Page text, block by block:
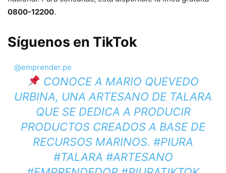
0800-12200.
Síguenos en TikTok
@emprender.pe
CONOCE A MARIO QUEVEDO
URBINA, UNA ARTESANO DE TALARA
QUE SE DEDICA A PRODUCIR
PRODUCTOS CREADOS A BASE DE
RECURSOS MARINOS. #PIURA
#TALARA #ARTESANO